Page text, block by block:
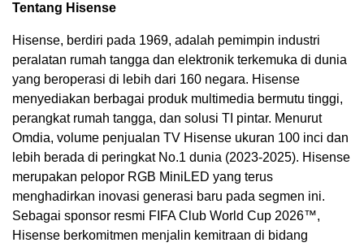
Tentang Hisense
Hisense, berdiri pada 1969, adalah pemimpin industri
peralatan rumah tangga dan elektronik terkemuka di dunia
yang beroperasi di lebih dari 160 negara. Hisense
menyediakan berbagai produk multimedia bermutu tinggi,
perangkat rumah tangga, dan solusi TI pintar. Menurut
Omdia, volume penjualan TV Hisense ukuran 100 inci dan
lebih berada di peringkat No.1 dunia (2023-2025). Hisense
merupakan pelopor RGB MiniLED yang terus
menghadirkan inovasi generasi baru pada segmen ini.
Sebagai sponsor resmi FIFA Club World Cup 2026™,
Hisense berkomitmen menjalin kemitraan di bidang